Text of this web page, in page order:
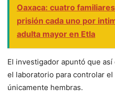
Oaxaca: cuatro
prisión cada uno por
adulta mayor en Etla
El investigador apuntó que
el laboratorio para controlar
únicamente hembras.